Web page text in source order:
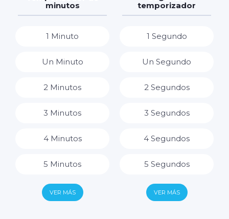
15 Horas
minutos
1 Minuto
Un Minuto
2 Minutos
3 Minutos
4 Minutos
5 Minutos
6 Minutos
VER MÁS
temporizador
1 Segundo
Un Segundo
2 Segundos
3 Segundos
4 Segundos
5 Segundos
6 Segundos
VER MÁS